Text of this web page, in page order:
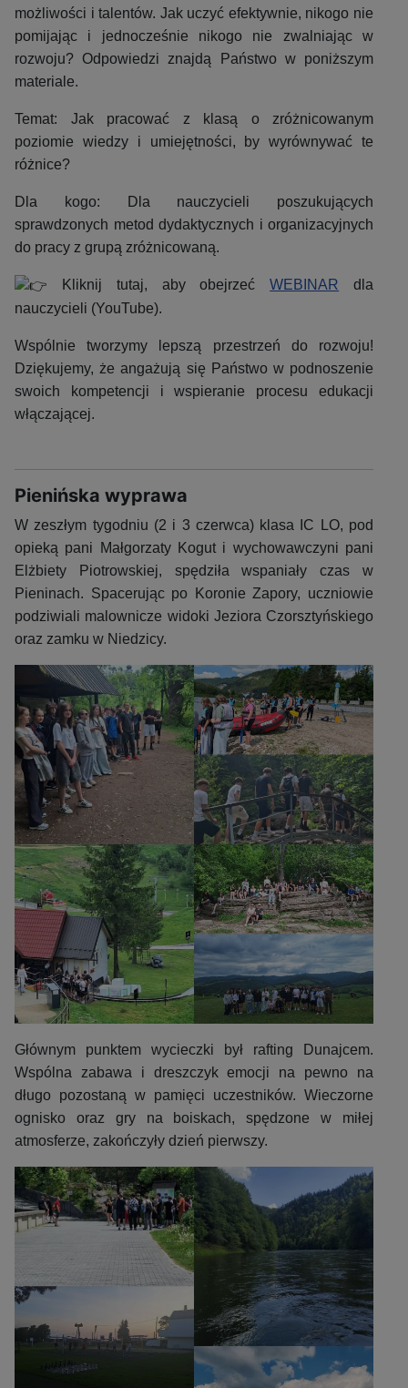
możliwości i talentów. Jak uczyć efektywnie, nikogo nie
pomijając i jednocześnie nikogo nie zwalniając w
rozwoju? Odpowiedzi znajdą Państwo w poniższym
materiale.
Temat: Jak pracować z klasą o zróżnicowanym
poziomie wiedzy i umiejętności, by wyrównywać te
różnice?
Dla kogo: Dla nauczycieli poszukujących
sprawdzonych metod dydaktycznych i organizacyjnych
do pracy z grupą zróżnicowaną.
Kliknij tutaj, aby obejrzećWEBINAR dla
nauczycieli (YouTube).
Wspólnie tworzymy lepszą przestrzeń do rozwoju!
Dziękujemy, że angażują się Państwo w podnoszenie
swoich kompetencji i wspieranie procesu edukacji
włączającej.
Pienińska wyprawa
W zeszłym tygodniu (2 i 3 czerwca) klasa IC LO, pod
opieką pani Małgorzaty Kogut i wychowawczyni pani
Elżbiety Piotrowskiej, spędziła wspaniały czas w
Pieninach. Spacerując po Koronie Zapory, uczniowie
podziwiali malownicze widoki Jeziora Czorsztyńskiego
oraz zamku w Niedzicy.
Głównym punktem wycieczki był rafting Dunajcem.
Wspólna zabawa i dreszczyk emocji na pewno na
długo pozostaną w pamięci uczestników. Wieczorne
ognisko oraz gry na boiskach, spędzone w miłej
atmosferze, zakończyły dzień pierwszy.